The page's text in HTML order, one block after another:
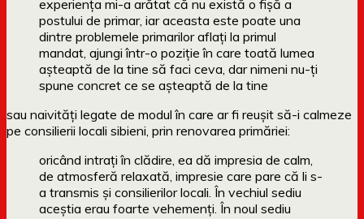
experiența mi-a arătat că nu există o fișă a
postului de primar, iar aceasta este poate una
dintre problemele primarilor aflați la primul
mandat, ajungi într-o poziție în care toată lumea
așteaptă de la tine să faci ceva, dar nimeni nu-ți
spune concret ce se așteaptă de la tine
sau naivități legate de modul în care ar fi reușit să-i calmeze
pe consilierii locali sibieni, prin renovarea primăriei:
oricând intrați în clădire, ea dă impresia de calm,
de atmosferă relaxată, impresie care pare că li s-
a transmis și consilierilor locali. În vechiul sediu
aceștia erau foarte vehemenți. În noul sediu